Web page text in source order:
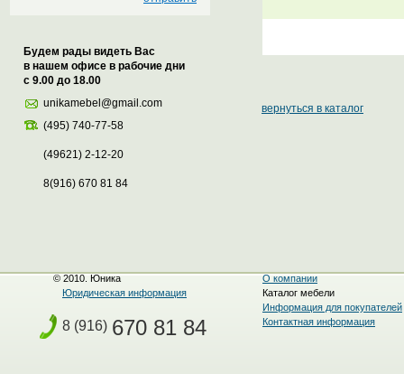
Будем рады видеть Вас
в нашем офисе в рабочие дни
с 9.00 до 18.00
unikamebel@gmail.com
(495) 740-77-58
(49621) 2-12-20
8(916) 670 81 84
вернуться в каталог
© 2010. Юника
Юридическая информация
8 (916) 670 81 84
О компании
Каталог мебели
Информация для покупателей
Контактная информация